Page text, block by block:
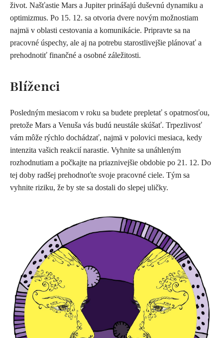
život. Našťastie Mars a Jupiter prinášajú duševnú dynamiku a
optimizmus. Po 15. 12. sa otvoria dvere novým možnostiam
najmä v oblasti cestovania a komunikácie. Pripravte sa na
pracovné úspechy, ale aj na potrebu starostlivejšie plánovať a
prehodnotiť finančné a osobné záležitosti.
Blíženci
Posledným mesiacom v roku sa budete prepletať s opatrnosťou,
pretože Mars a Venuša vás budú neustále skúšať. Trpezlivosť
vám môže rýchlo dochádzať, najmä v polovici mesiaca, kedy
intenzita vašich reakcií narastie. Vyhnite sa unáhleným
rozhodnutiam a počkajte na priaznivejšie obdobie po 21. 12. Do
tej doby radšej prehodnoťte svoje pracovné ciele. Tým sa
vyhnite riziku, že by ste sa dostali do slepej uličky.